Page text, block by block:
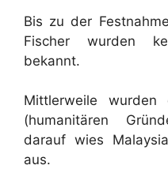
Bis zu der
Fischer wurden
bekannt.
Mittlerweile
(humanitären
darauf wies
aus.